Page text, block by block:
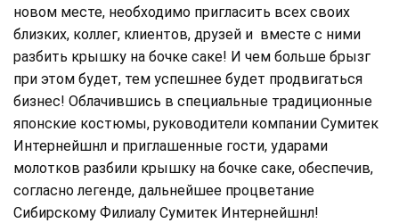
новом месте, необходимо пригласить всех своих
близких, коллег, клиентов, друзей и вместе с ними
разбить крышку на бочке саке! И чем больше брызг
при этом будет, тем успешнее будет продвигаться
бизнес! Облачившись в специальные традиционные
японские костюмы, руководители компании Сумитек
Интернейшнл и приглашенные гости, ударами
молотков разбили крышку на бочке саке, обеспечив,
согласно легенде, дальнейшее процветание
Сибирскому Филиалу Сумитек Интернейшнл!